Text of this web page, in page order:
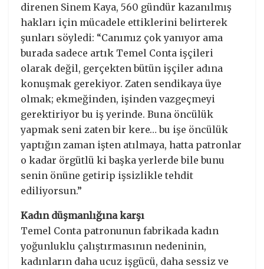
direnen Sinem Kaya, 560 gündür kazanılmış
hakları için mücadele ettiklerini belirterek
şunları söyledi: “Canımız çok yanıyor ama
burada sadece artık Temel Conta işçileri
olarak değil, gerçekten bütün işçiler adına
konuşmak gerekiyor. Zaten sendikaya üye
olmak; ekmeğinden, işinden vazgeçmeyi
gerektiriyor bu iş yerinde. Buna öncülük
yapmak seni zaten bir kere… bu işe öncülük
yaptığın zaman işten atılmaya, hatta patronlar
o kadar örgütlü ki başka yerlerde bile bunu
senin önüne getirip işsizlikle tehdit
ediliyorsun.”
Kadın düşmanlığına karşı
Temel Conta patronunun fabrikada kadın
yoğunluklu çalıştırmasının nedeninin,
kadınların daha ucuz işgücü, daha sessiz ve